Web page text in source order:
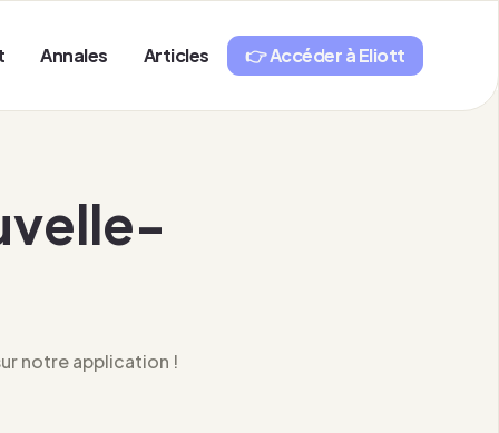
Annales Articles 👉 Accéder à Eliott
notre application !